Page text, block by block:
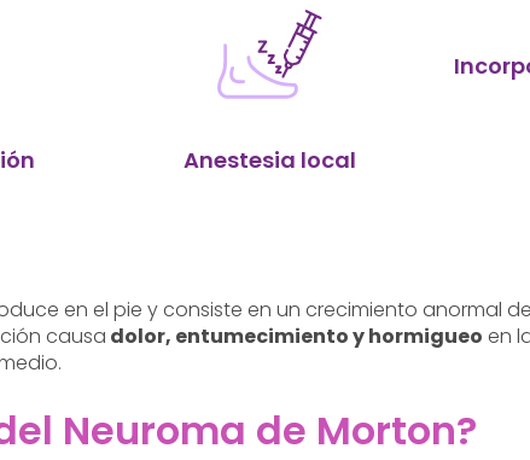
Anestesia local
en el pie y consiste en un crecimiento anormal
causa dolor, entumecimiento y hormigueo en
Neuroma de Morton?